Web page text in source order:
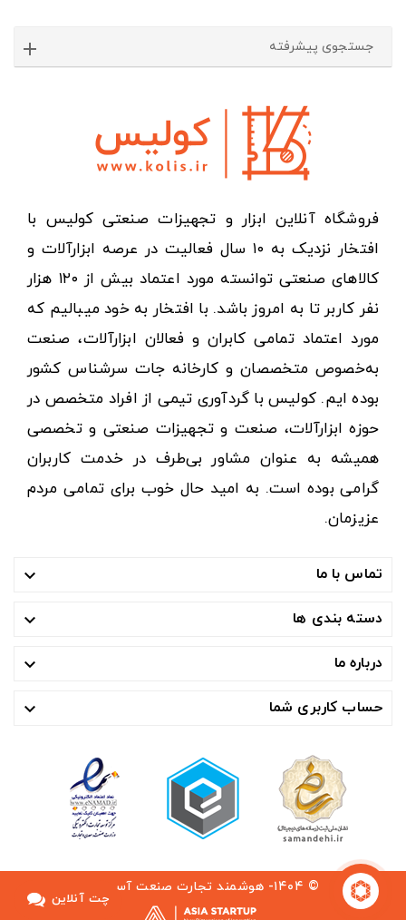
جستجوی پیشرفته
فروشگاه آنلاین ابزار و تجهیزات صنعتی کولیس با
افتخار نزدیک به ۱۰ سال فعالیت در عرصه ابزارآلات و
کالاهای صنعتی توانسته مورد اعتماد بیش از ۱۲۰ هزار
نفر کاربر تا به امروز باشد. با افتخار به خود میبالیم که
مورد اعتماد تمامی کابران و فعالان ابزارآلات، صنعت
به‌خصوص متخصصان و کارخانه جات سرشناس کشور
بوده ایم. کولیس با گردآوری تیمی از افراد متخصص در
حوزه ابزارآلات، صنعت و تجهیزات صنعتی و تخصصی
همیشه به عنوان مشاور بی‌طرف در خدمت کاربران
گرامی بوده است. به امید حال خوب برای تمامی مردم
عزیزمان.
تماس با ما 
دسته بندی ها 
درباره ما 
حساب کاربری شما 
© ۱۴۰۴- هوشمند تجارت صنعت آسیا ™
چت آنلاین